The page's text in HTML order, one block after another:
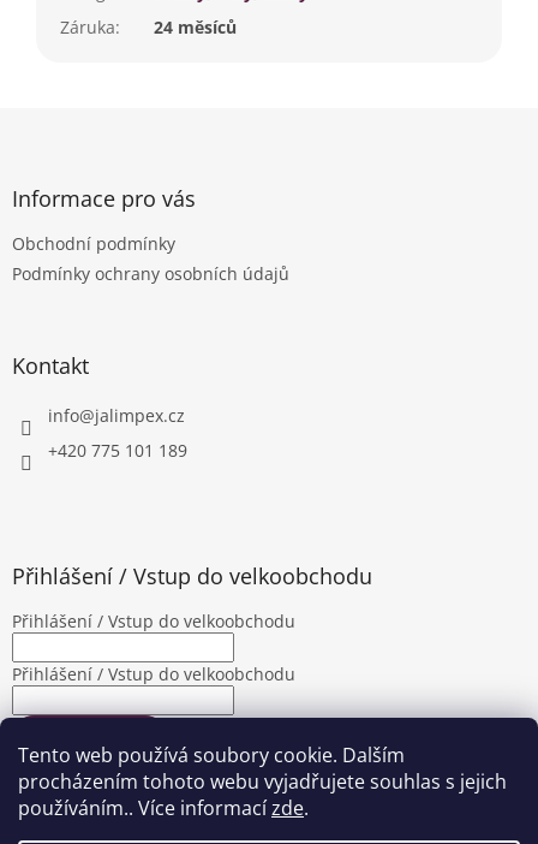
Tento web používá soubory cookie. Dalším
procházením tohoto webu vyjadřujete souhlas s jejich
používáním.. Více informacízde.
Záruka: 24 měsíců
Informace pro vás
Obchodní podmínky
Podmínky ochrany osobních údajů
Kontakt
info@jalimpex.cz
+420 775 101 189
Přihlášení / Vstup do velkoobchodu
Přihlášení / Vstup do velkoobchodu
Přihlášení / Vstup do velkoobchodu
Nová registrace Zapomenuté heslo